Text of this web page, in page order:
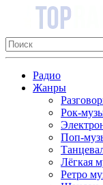
Радио
Жанры
Рок-
Поп-
Лёгкая
Ретро